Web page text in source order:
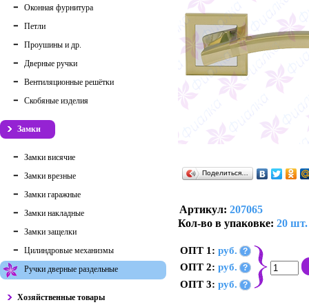
Оконная фурнитура
Петли
Проушины и др.
Дверные ручки
Вентиляционные решётки
Скобяные изделия
Замки
Замки висячие
Замки врезные
Замки гаражные
Замки накладные
Замки защелки
Цилиндровые механизмы
Ручки дверные раздельные
Хозяйственные товары
Поделиться…
Артикул: 207065
Кол-во в упаковке: 20 шт.
ОПТ 1: руб. ?
ОПТ 2: руб. ?
ОПТ 3: руб. ?